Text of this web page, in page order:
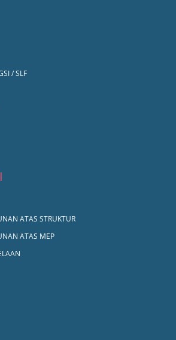
/ SLF
ATAS STRUKTUR
ATAS MEP